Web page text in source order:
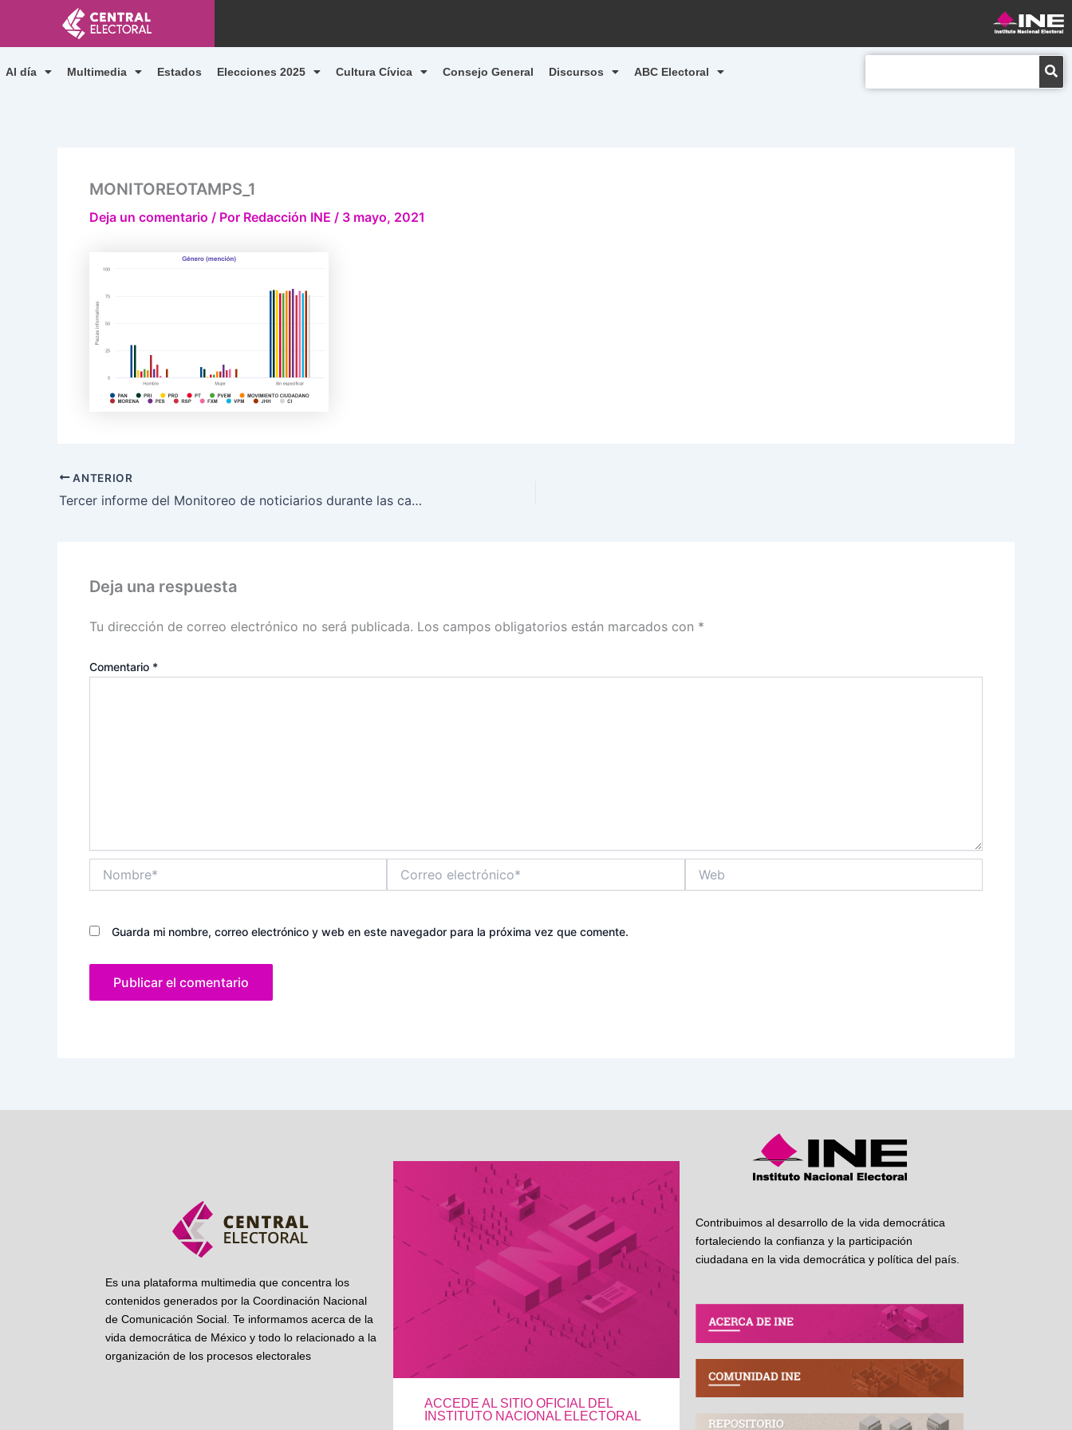
contenido
Al día Multimedia Estados Elecciones 2025 Cultura Cívica Consejo General Discursos ABC Electoral
MONITOREOTAMPS_1
Deja un comentario / Por Redacción INE / 3 mayo, 2021
ANTERIOR
Tercer informe del Monitoreo de noticiarios durante las campañas federales en Tamaulipas
Deja una respuesta
Tu dirección de correo electrónico no será publicada. Los campos obligatorios están marcados con *
Comentario *
electrónico*
Guarda mi nombre, correo electrónico y web en este navegador para la próxima vez que comente.
Es una plataforma multimedia que concentra los
contenidos generados por la Coordinación Nacional
de Comunicación Social. Te informamos acerca de la
vida democrática de México y todo lo relacionado a la
organización de los procesos electorales
ACCEDE AL SITIO OFICIAL DEL
INSTITUTO NACIONAL ELECTORAL
Contribuimos al desarrollo de la vida democrática
fortaleciendo la confianza y la participación
ciudadana en la vida democrática y política del país.